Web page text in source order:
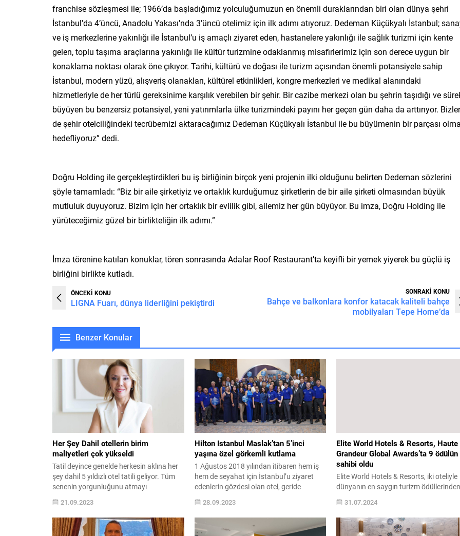
franchise sözleşmesi ile; 1966’da başladığımız yolculuğumuzun en önemli duraklarından biri olan dünya şehri
İstanbul’da 4’üncü, Anadolu Yakası’nda 3’üncü otelimiz için ilk adımı atıyoruz. Dedeman Küçükyalı İstanbul;
ve iş merkezlerine yakınlığı ile İstanbul’u iş amaçlı ziyaret eden, hastanelere yakınlığı ile sağlık turizmi için kente
gelen, toplu taşıma araçlarına yakınlığı ile kültür turizmine odaklanmış misafirlerimiz için son derece uygun bir
konaklama noktası olarak öne çıkıyor. Tarihi, kültürü ve doğası ile turizm açısından önemli potansiyele sahip
İstanbul, modern yüzü, alışveriş olanakları, kültürel etkinlikleri, kongre merkezleri ve medikal alanındaki
hizmetleriyle de her türlü gereksinime karşılık verebilen bir şehir. Bir cazibe merkezi olan bu şehrin taşıdığı ve
büyüyen bu benzersiz potansiyel, yeni yatırımlarla ülke turizmindeki payını her geçen gün daha da arttırıyor. Bizler
de şehir otelciliğindeki tecrübemizi aktaracağımız Dedeman Küçükyalı İstanbul ile bu büyümenin bir parçası
hedefliyoruz” dedi.
Doğru Holding ile gerçekleştirdikleri bu iş birliğinin birçok yeni projenin ilki olduğunu belirten Dedeman sözlerini
şöyle tamamladı: “Biz bir aile şirketiyiz ve ortaklık kurduğumuz şirketlerin de bir aile şirketi olmasından büyük
mutluluk duyuyoruz. Bizim için her ortaklık bir evlilik gibi, ailemiz her gün büyüyor. Bu imza, Doğru Holding ile
yürüteceğimiz güzel bir birlikteliğin ilk adımı.”
İmza törenine katılan konuklar, tören sonrasında Adalar Roof Restaurant’ta keyifli bir yemek yiyerek bu güçlü iş
birliğini birlikte kutladı.
ÖNCEKİ KONU
LIGNA Fuarı, dünya liderliğini pekiştirdi
SONRAKİ KONU
Bahçe ve balkonlara konfor katacak kaliteli bahçe
mobilyaları Tepe Home’da
Benzer Konular
Her Şey Dahil otellerin birim
maliyetleri çok yükseldi
Tatil deyince genelde herkesin aklına her
şey dahil 5 yıldızlı otel tatili geliyor. Tüm
senenin yorgunluğunu atmayı
planladığımız böyle bir tatilin maliyeti
de son dönemde çok yükseldi. Çünkü
otellerin de, enflasyonla doğru orantılı
olarak maliyetleri artıyor. Bu da hem
21.09.2023
Hilton Istanbul Maslak’tan 5’inci
yaşına özel görkemli kutlama
1 Ağustos 2018 yılından itibaren hem iş
hem de seyahat için İstanbul’u ziyaret
edenlerin gözdesi olan otel, geride
bıraktığı beş yılda elde ettiği başarılarını
taçlandıracak bir geceye imza attı. İş
ortaklarının ve turizm sektörünün önemli
isimlerinin katılımı ile gerçekleşen
28.09.2023
Elite World Hotels & Resorts, Haute
Grandeur Global Awards’ta 9 ödülün
sahibi oldu
Elite World Hotels & Resorts, iki oteliyle
dünyanın en saygın turizm
Haute Grandeur Global Awards’a layık
görüldü. Elite World Grand İstanbul
Ekspres konaklama kategorisinde 5
ödülün, Elite World Grand İstanbul
31.07.2024